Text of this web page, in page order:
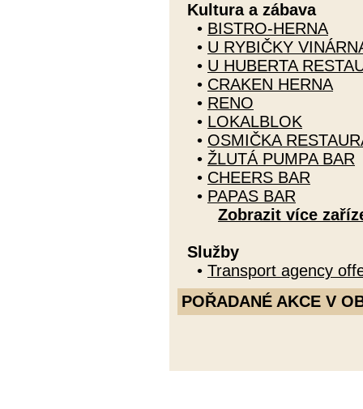
Kultura a zábava
• BISTRO-HERNA
• U RYBIČKY
• U HUBERTA
• CRAKEN HERNA
• RENO
• LOKALBLOK
• OSMIČKA
• ŽLUTÁ PUMPA BAR
• CHEERS BAR
• PAPAS BAR
Zobrazit více
Služby
• Transport agency
POŘADANÉ AKCE V